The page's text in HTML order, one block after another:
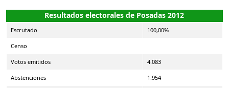
Resultados electorales de Posadas 2012
Escrutado 100,00%
Censo
Votos emitidos 4.083
Abstenciones 1.954